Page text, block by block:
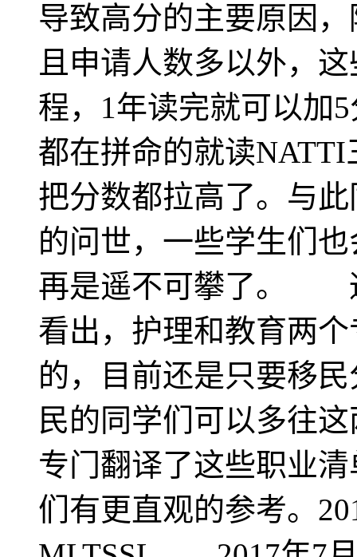
导致高分的主要原因
且申请人数多以外，
程，1年读完就可以加
都在拼命的就读
把分数都拉高了。与
的问世，一些学生们
再是遥不可攀了。
看出，护理和教育两
的，目前还是只要移
民的同学们可以多
专门翻译了这些职业
们有更直观的参考。